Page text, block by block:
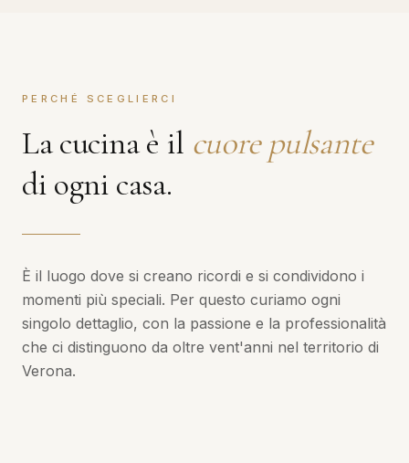
PERCHÉ SCEGLIERCI
La cucina è il cuore pulsante
di ogni casa.
È il luogo dove si creano ricordi e si condividono i
momenti più speciali. Per questo curiamo ogni
singolo dettaglio, con la passione e la professionalità
che ci distinguono da oltre vent'anni nel territorio di
Verona.